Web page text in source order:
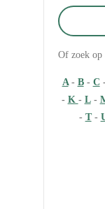
Of zoek op
A- B- C -
- K - L-
- T-